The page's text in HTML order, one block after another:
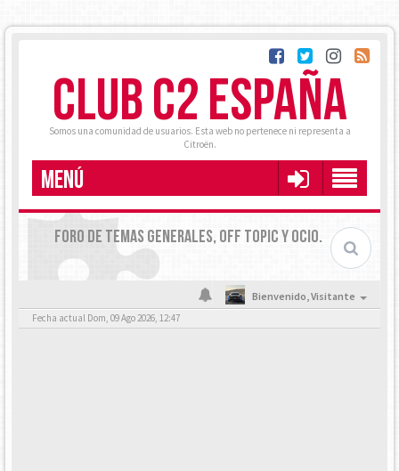
CLUB C2 ESPAÑA
Somos una comunidad de usuarios. Esta web no pertenece ni representa a
Citroën.
MENÚ
FORO DE TEMAS GENERALES, OFF TOPIC Y OCIO.
Bienvenido,Visitante
Fecha actual Dom, 09 Ago 2026, 12:47